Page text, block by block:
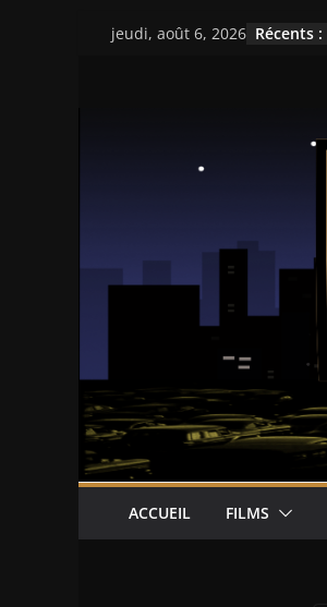
Passerjeudi, août 6, 2026 Récents :
ACCUEIL FILMS